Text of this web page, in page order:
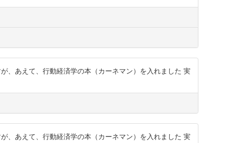
、あえて、行動経済学の本（カーネマン）を入れました 実
、あえて、行動経済学の本（カーネマン）を入れました 実